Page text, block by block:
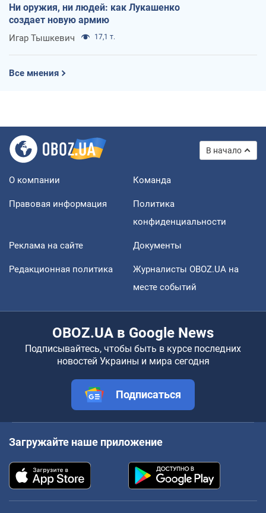
Ни оружия, ни людей: как Лукашенко
создает новую армию
Игар Тышкевич 17,1 т.
Все мнения
В начало
О компании Команда
Правовая информация
Политика
конфиденциальности
Реклама на сайте Документы
Редакционная политика
Журналисты OBOZ.UA на
месте событий
OBOZ.UA в Google News
Подписывайтесь, чтобы быть в курсе последних
новостей Украины и мира сегодня
Подписаться
Загружайте наше приложение